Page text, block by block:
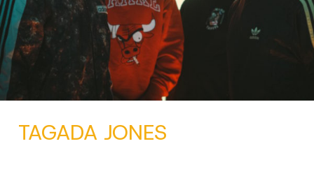
TAGADA JONES